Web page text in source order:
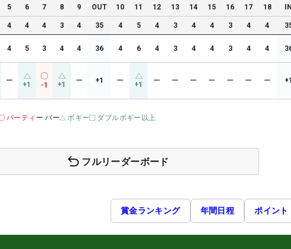
5 6 7 8 9 OUT 10 11 12 13 14 15 16 17 18
4 4 4 3 4 35 4 5 4 3 4 4 3 4 4
4 5 3 4 4 36 4 6 4 3 4 4 3 4 4
ー +1 -1 +1 ー +1 ー +1 ー ー ー ー ー ー ー
バーティ ー パー ボギー ダブルボギー以上
フルリーダーボード
賞金ランキング 年間日程 ポイント